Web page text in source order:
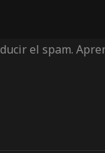
el spam.